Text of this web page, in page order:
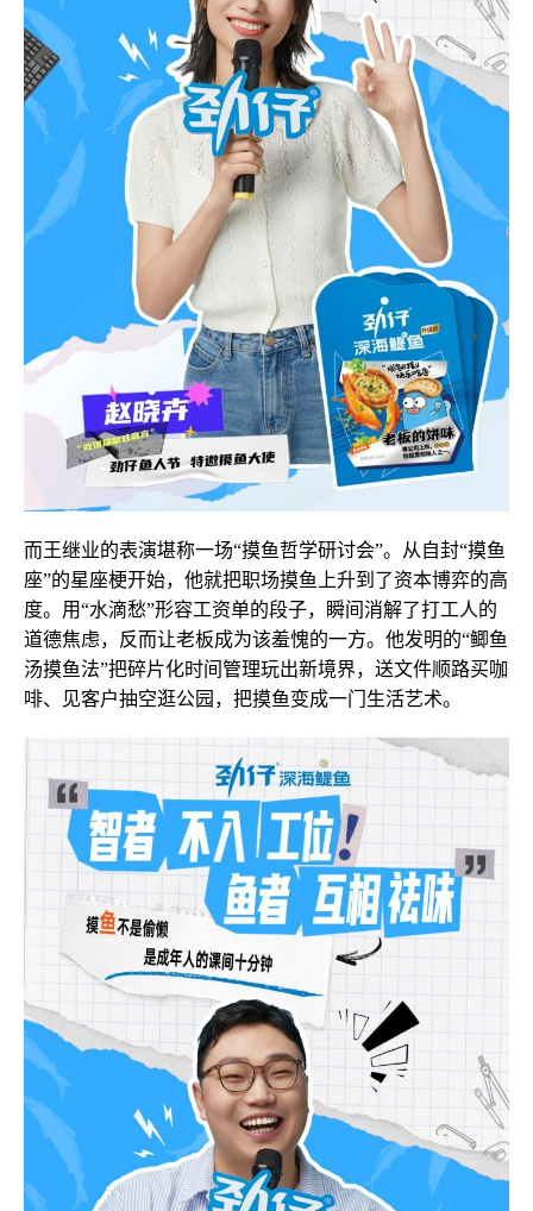
而王继业的表演堪称一场“摸鱼哲学研讨会”。从自封“摸鱼
座”的星座梗开始，他就把职场摸鱼上升到了资本博弈的高
度。用“水滴愁”形容工资单的段子，瞬间消解了打工人的
道德焦虑，反而让老板成为该羞愧的一方。他发明的“鲫鱼
汤摸鱼法”把碎片化时间管理玩出新境界，送文件顺路买咖
啡、见客户抽空逛公园，把摸鱼变成一门生活艺术。